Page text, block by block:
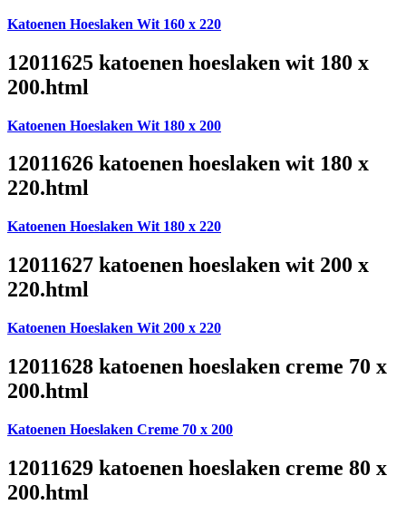
Katoenen Hoeslaken Wit 160 x 220
12011625 katoenen hoeslaken wit 180 x
200.html
Katoenen Hoeslaken Wit 180 x 200
12011626 katoenen hoeslaken wit 180 x
220.html
Katoenen Hoeslaken Wit 180 x 220
12011627 katoenen hoeslaken wit 200 x
220.html
Katoenen Hoeslaken Wit 200 x 220
12011628 katoenen hoeslaken creme 70 x
200.html
Katoenen Hoeslaken Creme 70 x 200
12011629 katoenen hoeslaken creme 80 x
200.html